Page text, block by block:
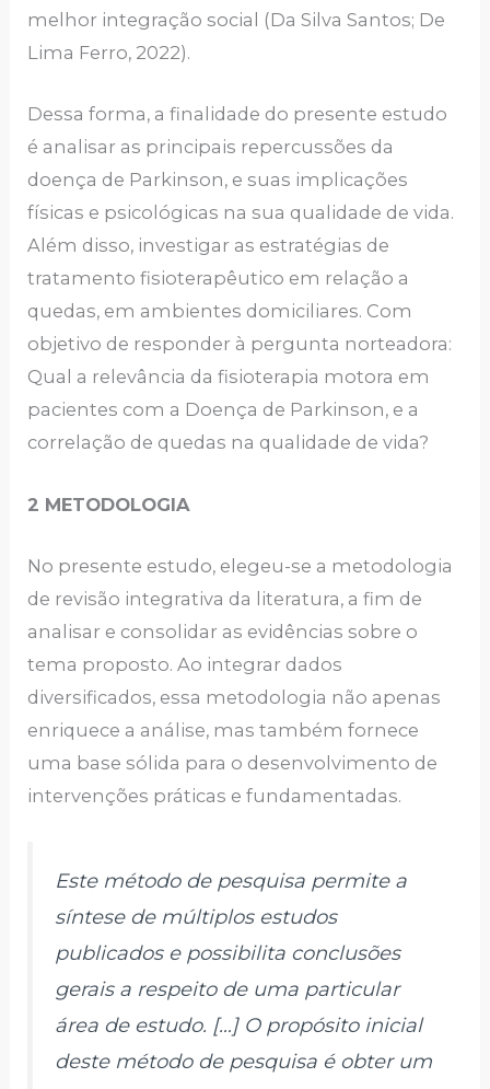
melhor integração social (Da Silva Santos; De
Lima Ferro, 2022).
Dessa forma, a finalidade do presente estudo
é analisar as principais repercussões da
doença de Parkinson, e suas implicações
físicas e psicológicas na sua qualidade de vida.
Além disso, investigar as estratégias de
tratamento fisioterapêutico em relação a
quedas, em ambientes domiciliares. Com
objetivo de responder à pergunta norteadora:
Qual a relevância da fisioterapia motora em
pacientes com a Doença de Parkinson, e a
correlação de quedas na qualidade de vida?
2 METODOLOGIA
No presente estudo, elegeu-se a metodologia
de revisão integrativa da literatura, a fim de
analisar e consolidar as evidências sobre o
tema proposto. Ao integrar dados
diversificados, essa metodologia não apenas
enriquece a análise, mas também fornece
uma base sólida para o desenvolvimento de
intervenções práticas e fundamentadas.
Este método de pesquisa permite a
síntese de múltiplos estudos
publicados e possibilita conclusões
gerais a respeito de uma particular
área de estudo. […] O propósito inicial
deste método de pesquisa é obter um